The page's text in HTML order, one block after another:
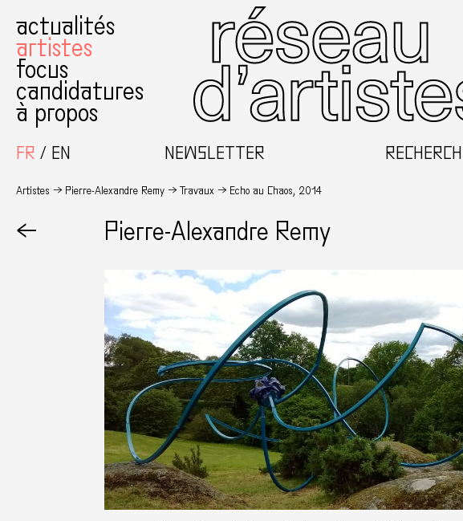
actualités
artistes
focus
candidatures
à propos
FR
EN NEWSLETTER
Artistes Pierre-Alexandre Remy Travaux Echo au Chaos, 2014
← Pierre-Alexandre Remy